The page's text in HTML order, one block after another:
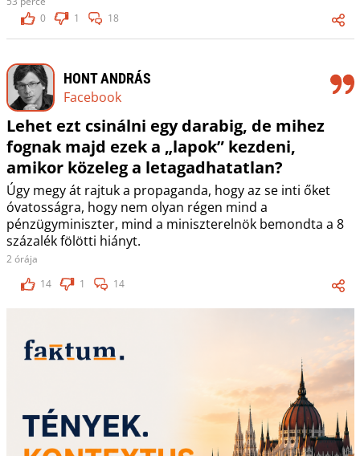
0
1 18
HONT ANDRÁS
Facebook
Lehet ezt csinálni egy darabig, de mihez
fognak majd ezek a „lapok” kezdeni,
amikor közeleg a letagadhatatlan?
Úgy megy át rajtuk a propaganda, hogy az se inti őket
óvatosságra, hogy nem olyan régen mind a
pénzügyminiszter, mind a miniszterelnök bemondta a 8
százalék fölötti hiányt.
2 órája
14
1 14